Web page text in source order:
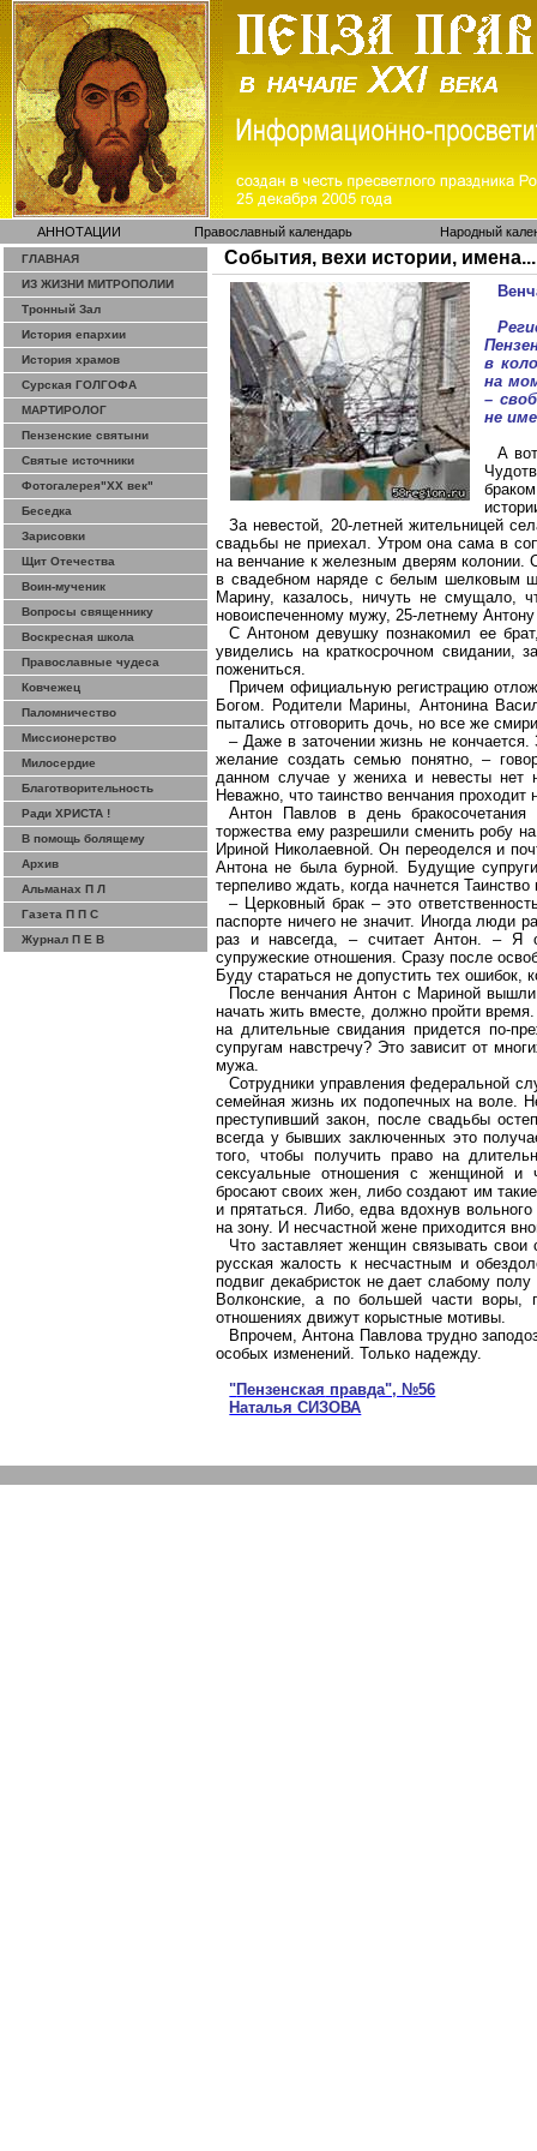
АННОТАЦИИ Православный календарь Народный
ГЛАВНАЯ
ИЗ ЖИЗНИ МИТРОПОЛИИ
Тронный Зал
История епархии
История храмов
Сурская ГОЛГОФА
МАРТИРОЛОГ
Пензенские святыни
Святые источники
Фотогалерея"ХХ век"
Беседка
Зарисовки
Щит Отечества
Воин-мученик
Вопросы священнику
Воскресная школа
Православные чудеса
Ковчежец
Паломничество
Миссионерство
Милосердие
Благотворительность
Ради ХРИСТА !
В помощь болящему
Архив
Альманах П Л
Газета П П С
Журнал П Е В
События, вехи истории, имена...
в
на
–
не
А
За невестой, 20-летней жительницей
свадьбы не приехал. Утром она сама в
на венчание к железным дверям колонии.
в свадебном наряде с белым шелковым
Марину, казалось, ничуть не смущало,
новоиспеченному мужу, 25-летнему
С Антоном девушку познакомил ее
увиделись на краткосрочном свидании,
пожениться.
Причем официальную регистрацию
Богом. Родители Марины, Антонина
пытались отговорить дочь, но все же
– Даже в заточении жизнь не
желание создать семью понятно, –
данном случае у жениха и невесты нет
Неважно, что таинство венчания проходит
Антон Павлов в день
торжества ему разрешили сменить робу
Ириной Николаевной. Он переоделся и
Антона не была бурной. Будущие
терпеливо ждать, когда начнется Таинство
– Церковный брак – это
паспорте ничего не значит. Иногда люди
раз и навсегда, – считает Антон. – Я
супружеские отношения. Сразу после
Буду стараться не допустить тех ошибок,
После венчания Антон с Мариной
начать жить вместе, должно пройти
на длительные свидания придется по-
супругам навстречу? Это зависит от
мужа.
Сотрудники управления федеральной
семейная жизнь их подопечных на воле.
преступивший закон, после свадьбы
всегда у бывших заключенных это
того, чтобы получить право на
сексуальные отношения с женщиной и
бросают своих жен, либо создают им
и прятаться. Либо, едва вдохнув
на зону. И несчастной жене приходится
Что заставляет женщин связывать
русская жалость к несчастным и
подвиг декабристок не дает слабому
Волконские, а по большей части воры,
отношениях движут корыстные мотивы.
Впрочем, Антона Павлова трудно
особых изменений. Только надежду.
"Пензенская правда", №56
Наталья СИЗОВА